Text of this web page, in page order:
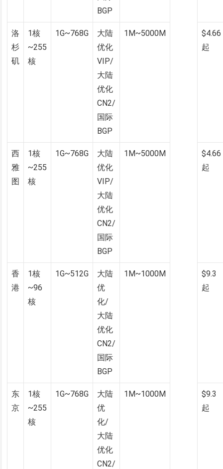
BGP
洛
杉
矶
1核
~255
核
1G~768G
大陆
优化
VIP/
大陆
优化
CN2/
国际
BGP
1M~5000M
$4.66
起
西
雅
图
1核
~255
核
1G~768G
大陆
优化
VIP/
大陆
优化
CN2/
国际
BGP
1M~5000M
$4.66
起
香
港
1核
~96
核
1G~512G
大陆
优
化/
大陆
优化
CN2/
国际
BGP
1M~1000M
$9.3
起
东
京
1核
~255
核
1G~768G
大陆
优
化/
大陆
优化
CN2/
1M~1000M
$9.3
起